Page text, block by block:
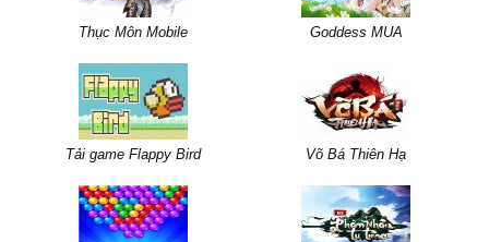
Thục Môn Mobile Goddess MUA
Tải game Flappy Bird Võ Bá Thiên Hạ